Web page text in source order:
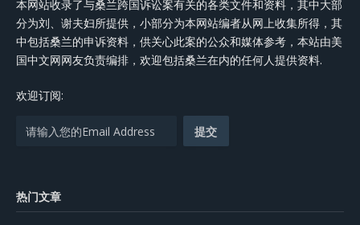
本网站收录了与桑兰跨国诉讼案有关的各类文件和资料，其中大部
分为刘、谢夫妇所提供，小部分为本网站编者从网上收集所得，其
中包括桑兰的申诉资料，供关心此案的公众和媒体参考，本站由美
国中文网网友负责编排，欢迎包括桑兰在内的任何人提供资料.
欢迎订阅:
热门文章